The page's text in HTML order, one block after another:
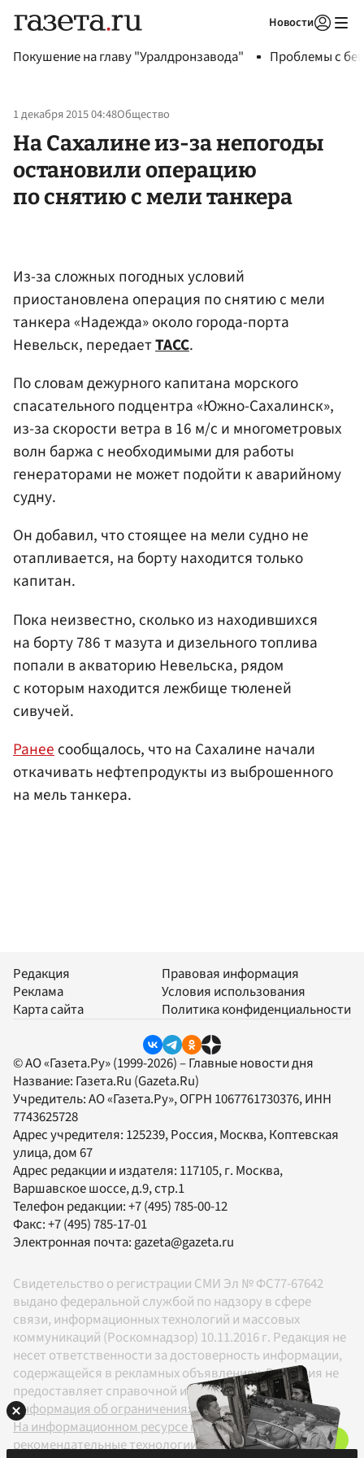
Новости
Покушение на главу "Уралдронзавода" Проблемы с
1 декабря 2015 04:48Общество
На Сахалине из-за непогоды
остановили операцию
по снятию с мели танкера
Из-за сложных погодных условий
приостановлена операция по снятию с мели
танкера «Надежда» около города-порта
Невельск, передаетТАСС.
По словам дежурного капитана морского
спасательного подцентра «Южно-Сахалинск»,
из-за скорости ветра в 16 м/с и многометровых
волн баржа с необходимыми для работы
генераторами не может подойти к аварийному
судну.
Он добавил, что стоящее на мели судно не
отапливается, на борту находится только
капитан.
Пока неизвестно, сколько из находившихся
на борту 786 т мазута и дизельного топлива
попали в акваторию Невельска, рядом
с которым находится лежбище тюленей
сивучей.
Ранеесообщалось, что на Сахалине начали
откачивать нефтепродукты из выброшенного
на мель танкера.
Редакция
Реклама
Карта сайта
Правовая информация
Условия использования
Политика конфиденциальности
© АО «Газета.Ру» (1999-2026) – Главные новости дня
Название: Газета.Ru (Gazeta.Ru)
Учредитель:АО «Газета.Ру», ОГРН 1067761730376, ИНН
7743625728
Адрес учредителя: 125239, Россия, Москва, Коптевская
улица, дом 67
Адрес редакции и издателя: 117105, г. Москва,
Варшавское шоссе, д.9, стр.1
Телефон редакции:+7 (495) 785-00-12
Факс:+7 (495) 785-17-01
Электронная почта:gazeta@gazeta.ru
Свидетельство о регистрации СМИ Эл № ФС77-67642
выдано федеральной службой по надзору в сфере
связи, информационных технологий и массовых
коммуникаций (Роскомнадзор) 10.11.2016 г. Редакция не
несет ответственности за достоверность информации,
содержащейся в рекламных объявлениях. Редакция не
предоставляет справочной информации.
Информация об ограничениях
На информационном ресурсе применяются
рекомендательные технологии в соответствии с